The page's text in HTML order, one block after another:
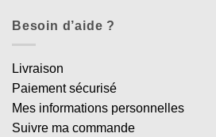
Besoin d’aide ?
Livraison
Paiement sécurisé
Mes informations personnelles
Suivre ma commande